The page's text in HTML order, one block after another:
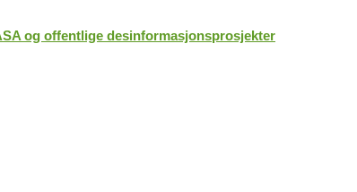
og offentlige desinformasjonsprosjekter